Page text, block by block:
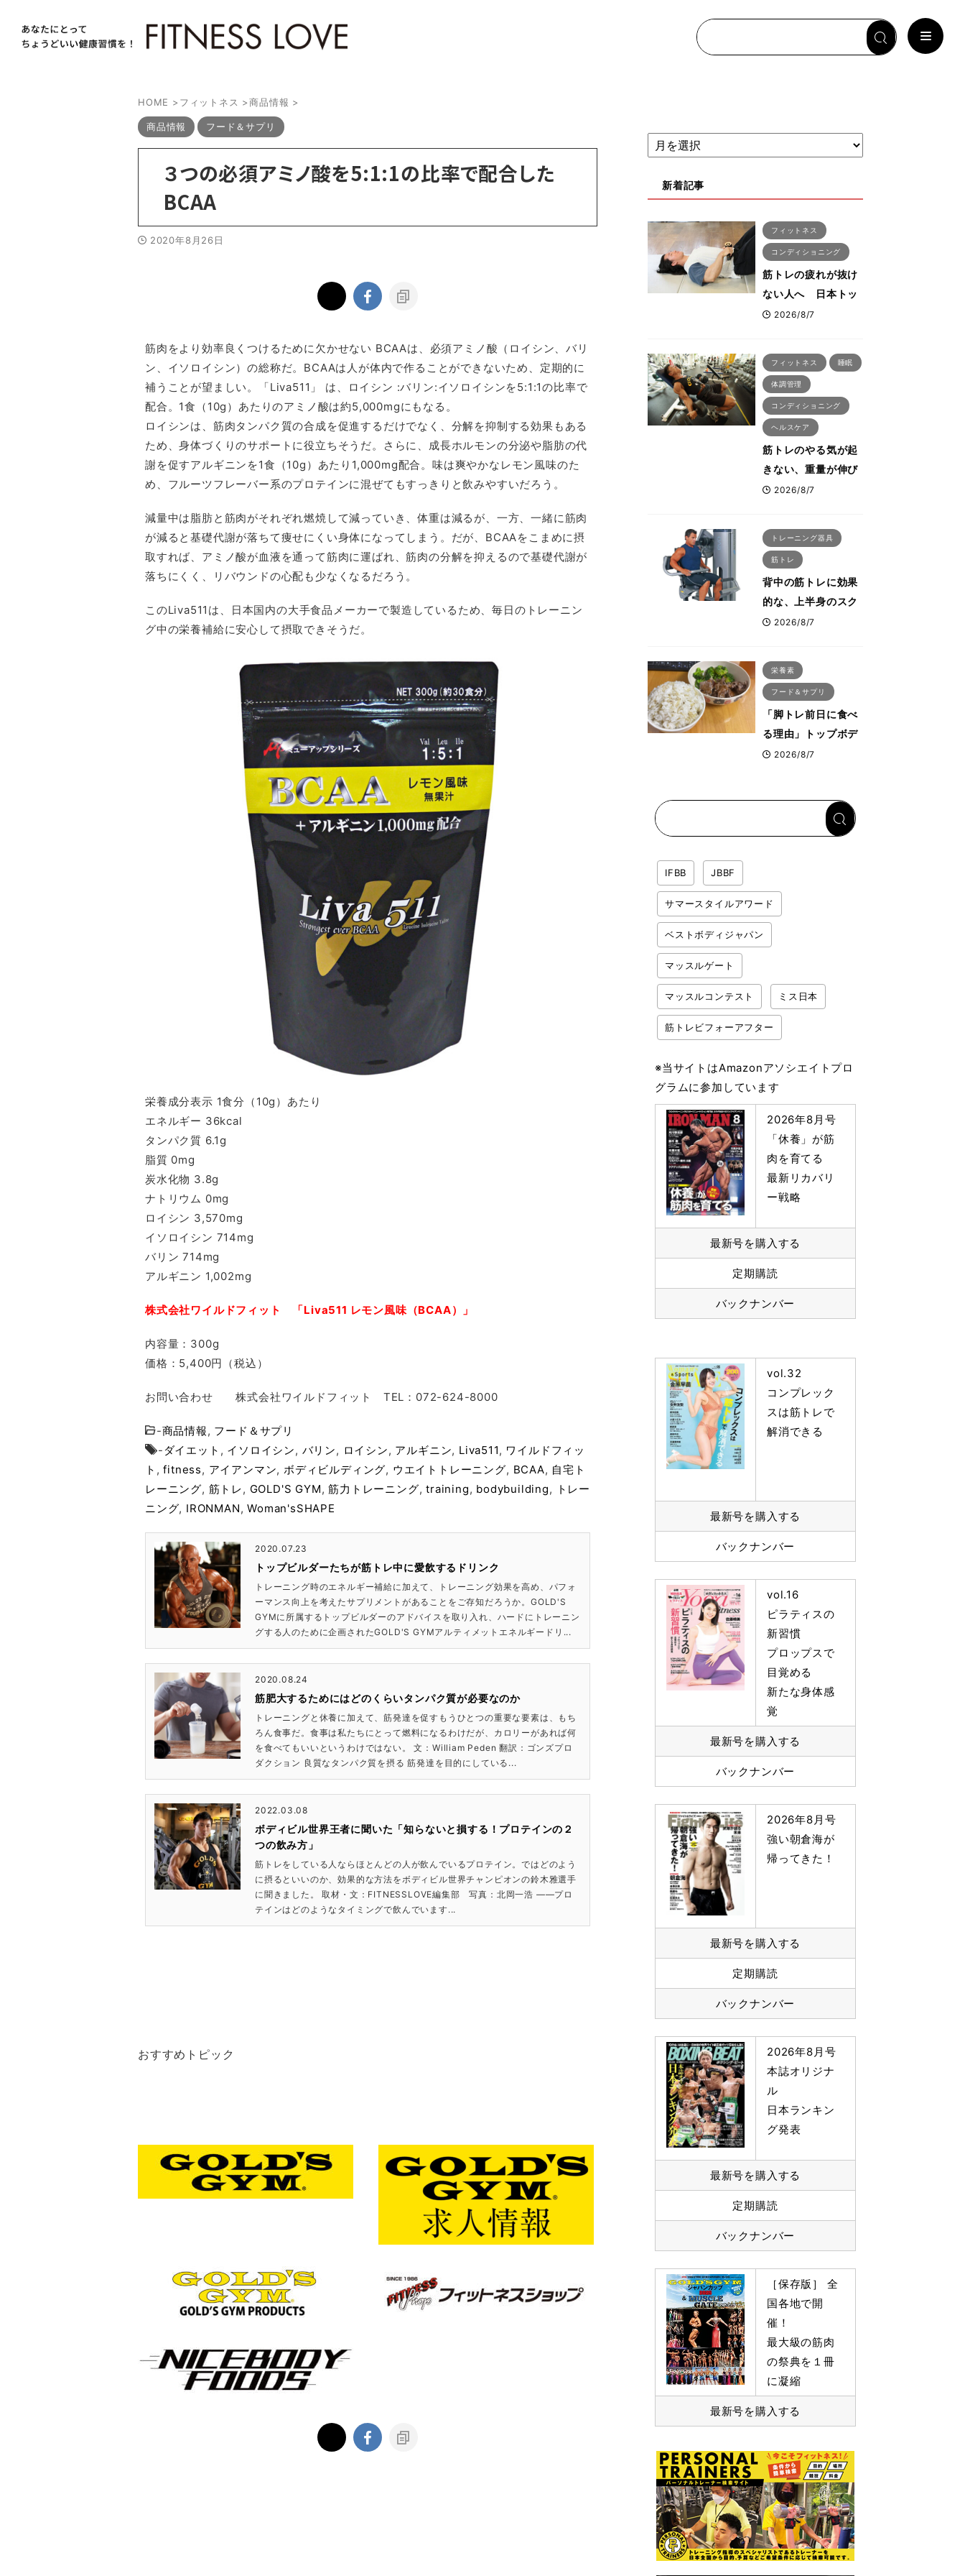
HOME >フィットネス >商品情報 >
商品情報 フード＆サプリ
３つの必須アミノ酸を5:1:1の比率で配合した
BCAA
2020年8月26日
筋肉をより効率良くつけるために欠かせない BCAAは、必須アミノ酸（ロイシン、バリ
ン、イソロイシン）の総称だ。BCAAは人が体内で作ることができないため、定期的に
補うことが望ましい。「Liva511」 は、ロイシン :バリン:イソロイシンを5:1:1の比率で
配合。1食（10g）あたりのアミノ酸は約5,000mgにもなる。
ロイシンは、筋肉タンパク質の合成を促進するだけでなく、分解を抑制する効果もある
ため、身体づくりのサポートに役立ちそうだ。さらに、成長ホルモンの分泌や脂肪の代
謝を促すアルギニンを1食（10g）あたり1,000mg配合。味は爽やかなレモン風味のた
め、フルーツフレーバー系のプロテインに混ぜてもすっきりと飲みやすいだろう。
減量中は脂肪と筋肉がそれぞれ燃焼して減っていき、体重は減るが、一方、一緒に筋肉
が減ると基礎代謝が落ちて痩せにくい身体になってしまう。だが、BCAAをこまめに摂
取すれば、アミノ酸が血液を通って筋肉に運ばれ、筋肉の分解を抑えるので基礎代謝が
落ちにくく、リバウンドの心配も少なくなるだろう。
このLiva511は、日本国内の大手食品メーカーで製造しているため、毎日のトレーニン
グ中の栄養補給に安心して摂取できそうだ。
栄養成分表示 1食分（10g）あたり
エネルギー 36kcal
タンパク質 6.1g
脂質 0mg
炭水化物 3.8g
ナトリウム 0mg
ロイシン 3,570mg
イソロイシン 714mg
バリン 714mg
アルギニン 1,002mg
株式会社ワイルドフィット 「Liva511 レモン風味（BCAA）」
内容量：300g
価格：5,400円（税込）
お問い合わせ 株式会社ワイルドフィット TEL：072-624-8000
-商品情報, フード＆サプリ
- ダイエット , イソロイシン, バリン, ロイシン, アルギニン, Liva511, ワイルドフィッ
ト ,fitness, アイアンマン, ボディビルディング, ウエイトトレーニング, BCAA, 自宅ト
レーニング, 筋トレ, GOLD'S GYM,筋力トレーニング,training, bodybuilding,
トレー
ニング, IRONMAN,Woman'sSHAPE
2020.07.23
トップビルダーたちが筋トレ中に愛飲するドリンク
トレーニング時のエネルギー補給に加えて、トレーニング効果を高め、パフォ
ーマンス向上を考えたサプリメントがあることをご存知だろうか。GOLD'S
GYMに所属するトップビルダーのアドバイスを取り入れ、ハードにトレーニン
グする人のために企画されたGOLD'S GYMアルティメットエネルギードリ...
2020.08.24
筋肥大するためにはどのくらいタンパク質が必要なのか
トレーニングと休養に加えて、筋発達を促すもうひとつの重要な要素は、もち
ろん食事だ。食事は私たちにとって燃料になるわけだが、カロリーがあれば何
を食べてもいいというわけではない。 文：William Peden 翻訳：ゴンズプロ
ダクション 良質なタンパク質を摂る 筋発達を目的にしている...
2022.03.08
ボディビル世界王者に聞いた「知らないと損する！プロテインの２
つの飲み方」
筋トレをしている人ならほとんどの人が飲んでいるプロテイン。ではどのよう
に摂るといいのか、効果的な方法をボディビル世界チャンピオンの鈴木雅選手
に聞きました。 取材・文：FITNESSLOVE編集部 写真：北岡一浩 ——プロ
テインはどのようなタイミングで飲んでいます...
おすすめトピック
新着記事
フィットネス
コンディショニング
筋トレの疲れが抜け
ない人へ 日本トッ
プボディビルダー・
る「回復習慣」
2026/8/7
フィットネス 睡眠
体調管理
コンディショニング
ヘルスケア
筋トレのやる気が起
きない、重量が伸び
ない ボディビル世
える食事・睡眠・呼
吸の整え方
2026/8/7
トレーニング器具
筋トレ
背中の筋トレに効果
的な、上半身のスク
ワットとも言われた
ス・プルオーバーマ
シン”とは？
2026/8/7
栄養素
フード＆サプリ
「脚トレ前日に食べ
る理由」トップボデ
ィビルダーが愛用す
2026/8/7
IFBB JBBF
サマースタイルアワード
ベストボディジャパン
マッスルゲート
マッスルコンテスト ミス日本
筋トレビフォーアフター
※当サイトはAmazonアソシエイトプロ
グラムに参加しています
2026年8月号
「休養」が筋
肉を育てる
最新リカバリ
ー戦略
最新号を購入する
定期購読
バックナンバー
vol.32
コンプレック
スは筋トレで
解消できる
最新号を購入する
バックナンバー
vol.16
ピラティスの
新習慣
プロップスで
目覚める
新たな身体感
覚
最新号を購入する
バックナンバー
2026年8月号
強い朝倉海が
帰ってきた！
最新号を購入する
定期購読
バックナンバー
2026年8月号
本誌オリジナ
ル
日本ランキン
グ発表
最新号を購入する
定期購読
バックナンバー
［保存版］ 全
国各地で開
催！
最大級の筋肉
の祭典を１冊
に凝縮
最新号を購入する